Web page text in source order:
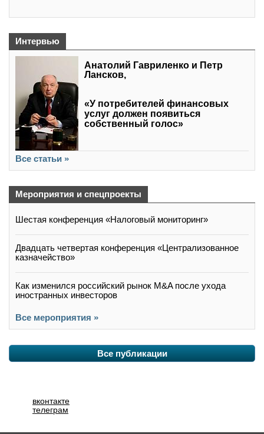
Интервью
Анатолий Гавриленко и Петр
Лансков,
«У потребителей финансовых
услуг должен появиться
собственный голос»
Все статьи »
Мероприятия и спецпроекты
Шестая конференция «Налоговый мониторинг»
Двадцать четвертая конференция «Централизованное
казначейство»
Как изменился российский рынок M&A после ухода
иностранных инвесторов
Все мероприятия »
Все публикации
вконтакте
телеграм